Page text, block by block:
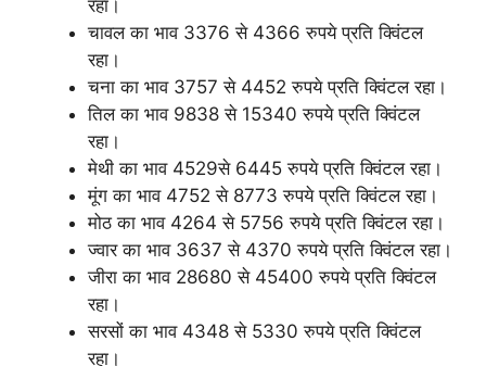
रहा।
चावल का भाव 3376 से 4366 रुपये प्रति क्विंटल
रहा।
चना का भाव 3757 से 4452 रुपये प्रति क्विंटल रहा।
तिल का भाव 9838 से 15340 रुपये प्रति क्विंटल
रहा।
मेथी का भाव 4529से 6445 रुपये प्रति क्विंटल रहा।
मूंग का भाव 4752 से 8773 रुपये प्रति क्विंटल रहा।
मोठ का भाव 4264 से 5756 रुपये प्रति क्विंटल रहा।
ज्वार का भाव 3637 से 4370 रुपये प्रति क्विंटल रहा।
जीरा का भाव 28680 से 45400 रुपये प्रति क्विंटल
रहा।
सरसों का भाव 4348 से 5330 रुपये प्रति क्विंटल
रहा।